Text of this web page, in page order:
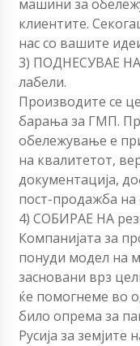
машини за
клиентите.
нас со вашите
3) ПОДНЕСУВАЕ
лабели.
Производите се
барања за ГМП.
обележување е
на квалитетот,
документација,
пост-продажба на
4) СОБИРАЕ НА
Компанијата за
понуди модел на
засновани врз
ќе помогнеме во
било опрема за
Русија за земјите